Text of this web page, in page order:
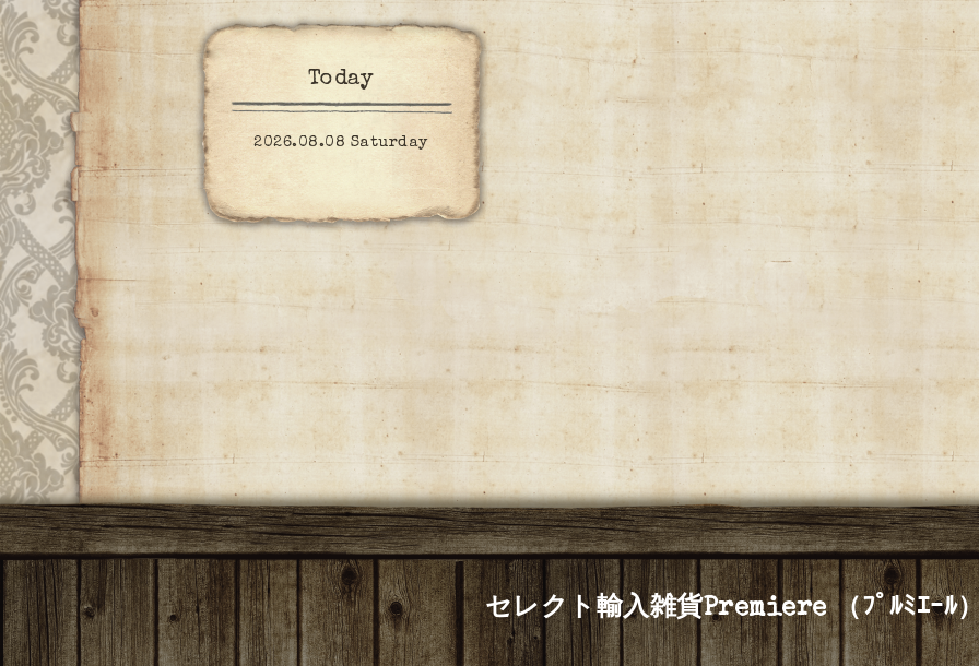
Today
2026.08.08 Saturday
セレクト輸入雑貨Premiere （ﾌﾟﾙﾐｴｰﾙ